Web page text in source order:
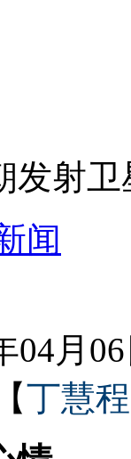
射卫
闻
04月
丁慧程